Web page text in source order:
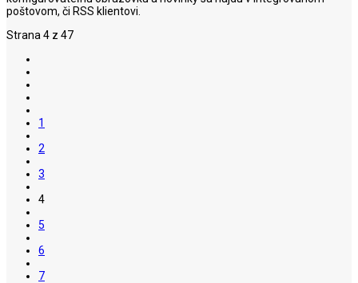
poštovom, či RSS klientovi.
Strana 4 z 47
1
2
3
4
5
6
7